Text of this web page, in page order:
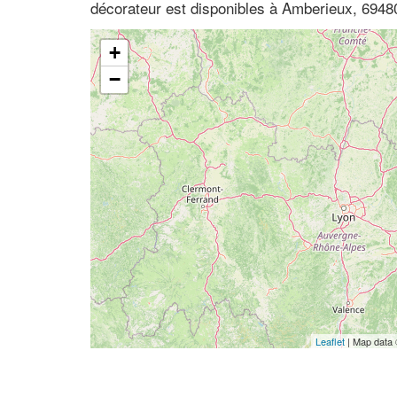
décorateur est disponibles à Amberieux,
+
−
Leaflet | Map